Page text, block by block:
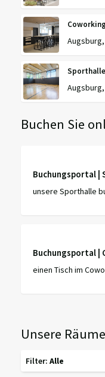
Coworking
Sporthalle
Buchen Sie
Buchungsportal |
unsere Sporthalle
Buchungsportal |
einen Tisch im
Unsere Räume
Filter: Alle